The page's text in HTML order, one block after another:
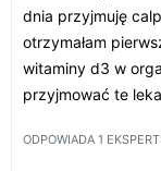
dnia przyjmuję
otrzymałam
witaminy d3 w
przyjmować te
ODPOWIADA 1 EKSPERT: